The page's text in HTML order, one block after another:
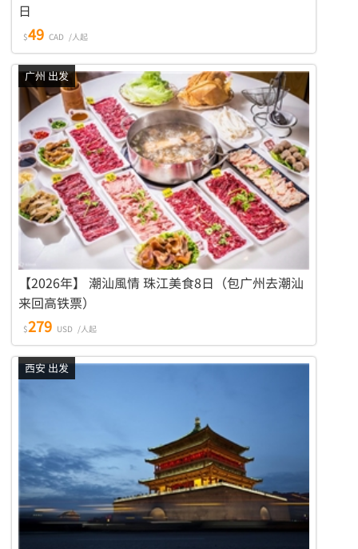
日
$49 CAD /人起
广州 出发
【2026年】 潮汕風情 珠江美食8日（包广州去潮汕
来回高铁票）
$279 USD /人起
西安 出发